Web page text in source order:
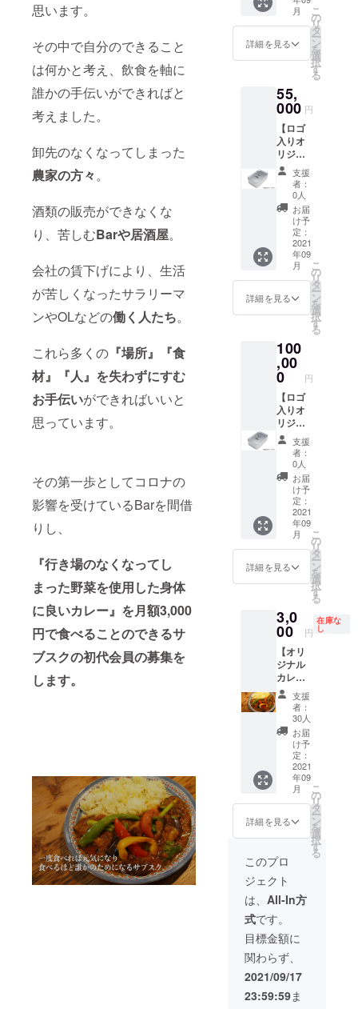
思います。
その中で自分のできること
は何かと考え、飲食を軸に
誰かの手伝いができればと
考えました。
卸先のなくなってしまった
農家の方々。
酒類の販売ができなくな
り、苦しむBarや居酒屋。
会社の賃下げにより、生活
が苦しくなったサラリーマ
ンやOLなどの働く人たち。
これら多くの 『場所』『食
材』『人』を失わずにすむ
お手伝いができればいいと
思っています。
その第一歩としてコロナの
影響を受けているBarを間借
りし、
『行き場のなくなってし
まった野菜を使用した身体
に良いカレー』を月額3,000
円で食べることのできるサ
ブスクの初代会員の募集を
します。
りまし
する予
定で
格を取
得した
場合発
送完了
をもっ
て、こ
ちらの
リター
ンとさ
せてい
ただき
ます。
格を取
得した
送完了
をもっ
リター
ンとさ
せてい
ただき
ます。
の方法
は希望
者が多
ければ
を検討
してお
す。 こ
ちらを
ご支援
してい
ただい
た方は
備考欄
に「オ
ンライ
ン」
or「オ
フライ
ン」の
記載と
などご
ざいま
した
緒にお
書きく
ださ
い。 当
日参加
できな
かった
方には
録画し
たもの
を後日
お送り
いたし
ます。
日程：9
ており
ます。
場所：
渋谷近
郊（オ
フライ
ンの場
合） ※
オフラ
インで
開催さ
れる場
合、会
場への
交通費
身での
負担と
す。そ
のほか
費用は
かかり
ん。 ※
招待権
の使用
期限は
2021年
中で
す。 ※
ティン
グなど
を行え
る権
お飲み
物がお1
人様1つ
ずつ付
きま
す。 こ
ちらを
ご支援
いただ
いた方
は備考
欄に使
用用途
や予定
人数、
スケ
ジュー
るとス
ムーズ
です。
未定の
場合は
その旨
も記載
くださ
い。 ※
最大10
名様と
なりま
す。
（応相
談） ※
場所な
どの詳
細は
ます。
※間借り
性質上
ご指定
いただ
いたス
ジュー
ルにお
応えで
きない
場合が
ありま
す。
月
詳細を見る
こ
の
リ
タ
ー
ン
を
選
択
す
る
55,
000 円
【ロゴ
入りオ
リジナ
ル弁当
箱6個】
◆内
容：繰
り返し
使用で
きるア
ルミ素
材（予
定）の
TOUKA
ロゴ入
セット
です。
お店に
お持ち
いただ
くと定
価より
割引価
格で当
日のお
すすめ
カレー
をお持
ち帰り
いただ
ける弁
当箱で
す。 ※
ロゴ作
「イ
メー
ジ」と
なって
いま
す。 ※
企業様
向け
支援
者：
0人
お届
け予
定：
2021
年09
月
詳細を見る
こ
の
リ
タ
ー
ン
を
選
択
す
る
100
,00
0 円
【ロゴ
入りオ
リジナ
ル弁当
箱12
個】 ◆
内容：
繰り返
し使用
できる
アルミ
素材
（予
定）の
TOUKA
箱12個
セット
です。
お店に
お持ち
いただ
くと定
価より
割引価
格で当
日のお
すすめ
カレー
をお持
ち帰り
いただ
ける弁
ロゴ作
より
「イ
メー
ジ」と
なって
いま
す。 ※
企業様
じる
支援
者：
0人
お届
け予
定：
2021
年09
月
詳細を見る
こ
の
リ
タ
ー
ン
を
選
択
す
る
3,0
00 円
在庫な
し
【オリ
ジナル
カレー
を店舗
で1ヶ月
無料で
食べれ
TOUKA
会員
権】 ◆
内容：
有澤 ま
りこさ
ん監修
菜たっ
ぷりス
パイ
シーカ
レー」
を含む
対象の
カレー
を1ヶ月
無料で
食べる
ことの
支援
者：
30人
お届
け予
定：
2021
年09
月
詳細を見る
こ
の
リ
タ
ー
ン
を
選
択
す
る
このプロ
ジェクト
は、 All-In方
式です。
目標金額に
関わらず、
2021/09/17
23:59:59ま